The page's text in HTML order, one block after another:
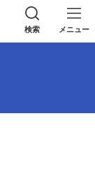
海上プ
検索 メニュー